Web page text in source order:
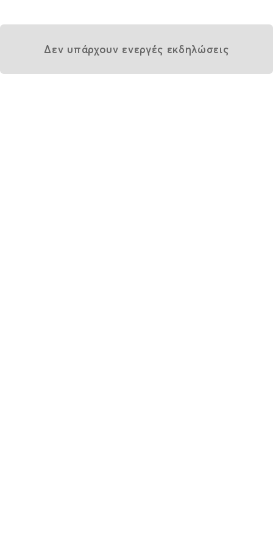
Δεν υπάρχουν ενεργές εκδηλώσεις